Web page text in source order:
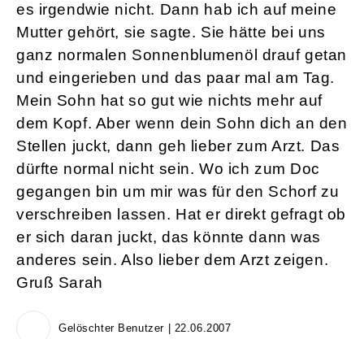
es irgendwie nicht. Dann hab ich auf meine
Mutter gehört, sie sagte. Sie hätte bei uns
ganz normalen Sonnenblumenöl drauf getan
und eingerieben und das paar mal am Tag.
Mein Sohn hat so gut wie nichts mehr auf
dem Kopf. Aber wenn dein Sohn dich an den
Stellen juckt, dann geh lieber zum Arzt. Das
dürfte normal nicht sein. Wo ich zum Doc
gegangen bin um mir was für den Schorf zu
verschreiben lassen. Hat er direkt gefragt ob
er sich daran juckt, das könnte dann was
anderes sein. Also lieber dem Arzt zeigen.
Gruß Sarah
Gelöschter Benutzer | 22.06.2007